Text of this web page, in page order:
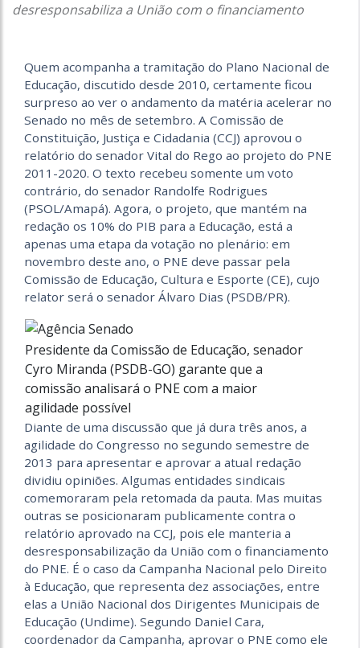
desresponsabiliza a União com o financiamento
Quem acompanha a tramitação do Plano Nacional de
Educação, discutido desde 2010, certamente ficou
surpreso ao ver o andamento da matéria acelerar no
Senado no mês de setembro. A Comissão de
Constituição, Justiça e Cidadania (CCJ) aprovou o
relatório do senador Vital do Rego ao projeto do PNE
2011-2020. O texto recebeu somente um voto
contrário, do senador Randolfe Rodrigues
(PSOL/Amapá). Agora, o projeto, que mantém na
redação os 10% do PIB para a Educação, está a
apenas uma etapa da votação no plenário: em
novembro deste ano, o PNE deve passar pela
Comissão de Educação, Cultura e Esporte (CE), cujo
relator será o senador Álvaro Dias (PSDB/PR).
Presidente da Comissão de Educação, senador
Cyro Miranda (PSDB-GO) garante que a
comissão analisará o PNE com a maior
agilidade possível
Diante de uma discussão que já dura três anos, a
agilidade do Congresso no segundo semestre de
2013 para apresentar e aprovar a atual redação
dividiu opiniões. Algumas entidades sindicais
comemoraram pela retomada da pauta. Mas muitas
outras se posicionaram publicamente contra o
relatório aprovado na CCJ, pois ele manteria a
desresponsabilização da União com o financiamento
do PNE. É o caso da Campanha Nacional pelo Direito
à Educação, que representa dez associações, entre
elas a União Nacional dos Dirigentes Municipais de
Educação (Undime). Segundo Daniel Cara,
coordenador da Campanha, aprovar o PNE como ele